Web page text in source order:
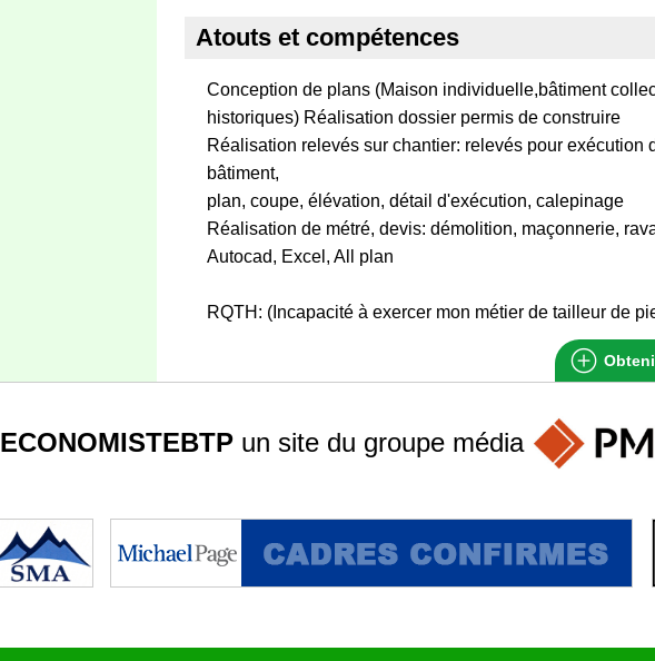
Atouts et compétences
Conception de plans (Maison individuelle,bâtiment
historiques) Réalisation dossier permis de construire
Réalisation relevés sur chantier: relevés pour exécution
bâtiment,
plan, coupe, élévation, détail d'exécution, calepinage
Réalisation de métré, devis: démolition, maçonnerie,
Autocad, Excel, All plan
RQTH: (Incapacité à exercer mon métier de tailleur de
ECONOMISTEBTPun site du groupe média